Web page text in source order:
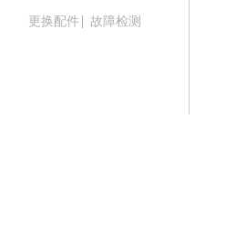
辽宁省本溪市平山区胜利路腕表时光
更换配件
故障检测